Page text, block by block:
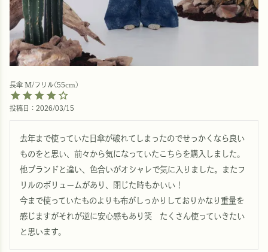
長傘 M/フリル(55cm)
投稿日 2026/03/15
去年まで使っていた日傘が破れてしまったのでせっかくなら良い
ものをと思い、前々から気になっていたこちらを購入しました。
他ブランドと違い、色合いがオシャレで気に入りました。またフ
リルのボリュームがあり、閉じた時もかいい！
今まで使っていたものよりも布がしっかりしておりかなり重量を
感じますがそれが逆に安心感もあり笑　たくさん使っていきたい
と思います。